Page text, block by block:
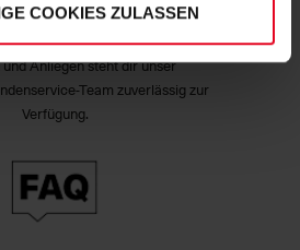
COOKIES ZULASSEN
Kundenservice
Anliegen steht dir unser
Team zuverlässig zur
Verfügung.